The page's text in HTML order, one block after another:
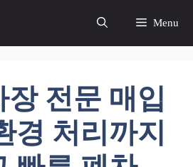
Menu
전문 매입
경 처리까지